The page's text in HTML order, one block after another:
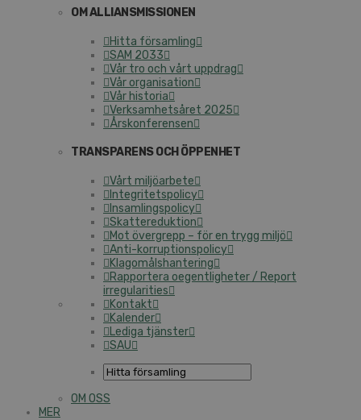
OM ALLIANSMISSIONEN
Hitta församling
SAM 2033
Vår tro och vårt uppdrag
Vår organisation
Vår historia
Verksamhetsåret 2025
Årskonferensen
TRANSPARENS OCH ÖPPENHET
Vårt miljöarbete
Integritetspolicy
Insamlingspolicy
Skattereduktion
Mot övergrepp – för en trygg miljö
Anti-korruptionspolicy
Klagomålshantering
Rapportera oegentligheter / Report
irregularities
Kontakt
Kalender
Lediga tjänster
SAU
OM OSS
MER